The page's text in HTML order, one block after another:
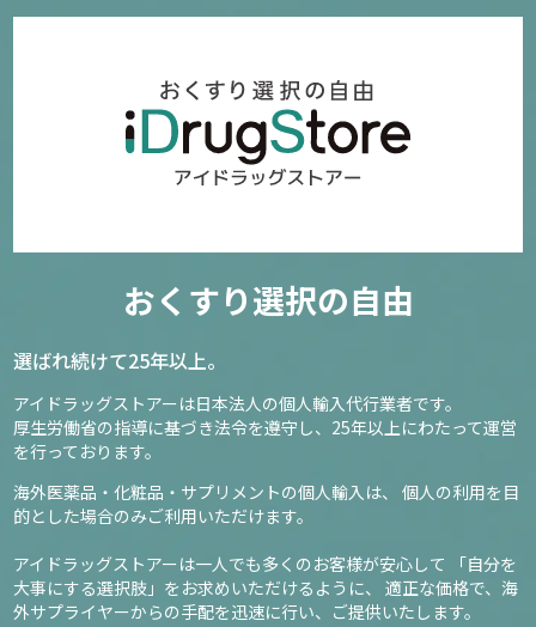
おくすり選択の自由
選ばれ続けて25年以上。
アイドラッグストアーは日本法人の個人輸入代行業者です。
厚生労働省の指導に基づき法令を遵守し、 25年以上にわたって運営
を行っております。
海外医薬品・化粧品・サプリメントの個人輸入は、
個人の利用を目
的とした場合のみご利用いただけます。
アイドラッグストアーは一人でも多くのお客様が安心して
「自分を
大事にする選択肢」をお求めいただけるように、
適正な価格で、海
外サプライヤーからの手配を迅速に行い、ご提供いたします。